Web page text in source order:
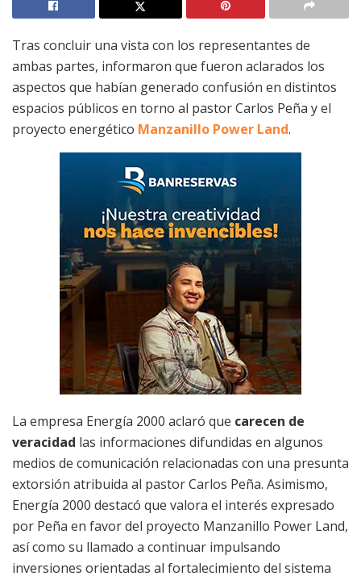
Tras concluir una vista con los representantes de
ambas partes, informaron que fueron aclarados los
aspectos que habían generado confusión en distintos
espacios públicos en torno al pastor Carlos Peña y el
proyecto energético Manzanillo Power Land.
La empresa Energía 2000 aclaró que carecen de
veracidad las informaciones difundidas en algunos
medios de comunicación relacionadas con una presunta
extorsión atribuida al pastor Carlos Peña. Asimismo,
Energía 2000 destacó que valora el interés expresado
por Peña en favor del proyecto Manzanillo Power Land,
así como su llamado a continuar impulsando
inversiones orientadas al fortalecimiento del sistema